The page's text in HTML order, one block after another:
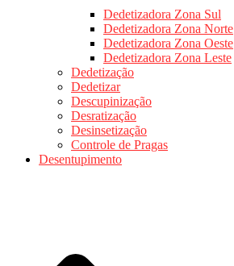
Dedetizadora Zona Sul
Dedetizadora Zona Norte
Dedetizadora Zona Oeste
Dedetizadora Zona Leste
Dedetização
Dedetizar
Descupinização
Desratização
Desinsetização
Controle de Pragas
Desentupimento